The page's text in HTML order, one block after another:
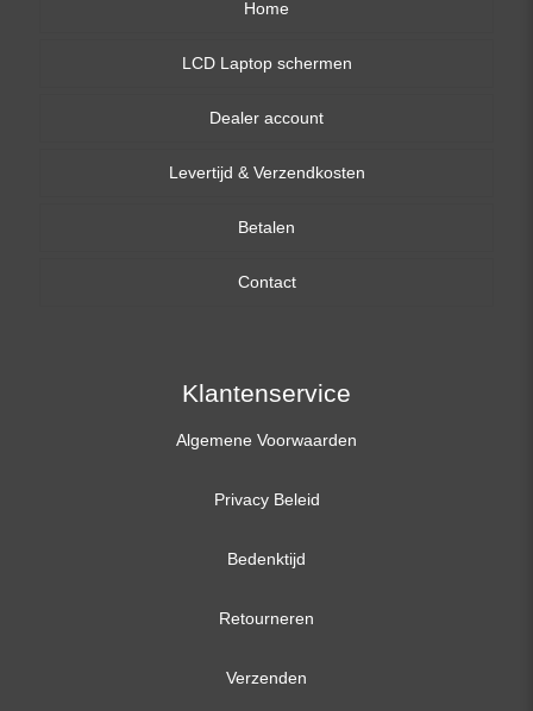
Home
LCD Laptop schermen
13,3 inch
14,0 inch
15,6 inch
17,3 inch
Dealer account
Levertijd & Verzendkosten
Betalen
Contact
Klantenservice
Algemene Voorwaarden
Privacy Beleid
Bedenktijd
Retourneren
Verzenden